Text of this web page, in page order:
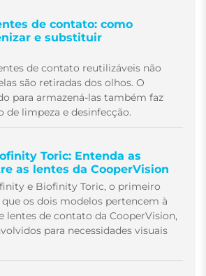
de contato: como
e substituir
de contato reutilizáveis não
são retiradas dos olhos. O
para armazená-las também faz
de limpeza e desinfecção.
Toric: Entenda as
as lentes da CooperVision
e Biofinity Toric, o primeiro
os dois modelos pertencem à
lentes de contato da CooperVision,
para necessidades visuais